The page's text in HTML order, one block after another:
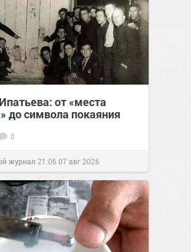
от «места
до символа покаяния
0
журнал 21:0607 авг 2026